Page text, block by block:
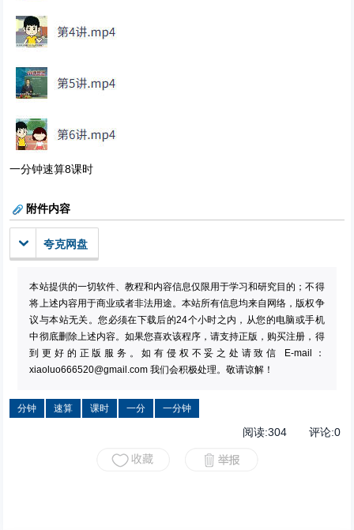
一分钟速算8课时
附件内容
夸克网盘
本站提供的一切软件、教程和内容信息仅限用于学习和研究目的；不得
将上述内容用于商业或者非法用途。本站所有信息均来自网络，版权争
议与本站无关。您必须在下载后的24个小时之内，从您的电脑或手机
中彻底删除上述内容。如果您喜欢该程序，请支持正版，购买注册，得
到更好的正版服务。如有侵权不妥之处请致信 E-mail：
xiaoluo666520@gmail.com 我们会积极处理。敬请谅解！
分钟 速算 课时 一分 一分钟
阅读:304评论:0